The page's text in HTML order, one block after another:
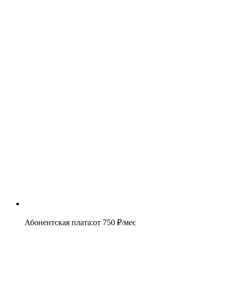
Абонентская плата:от 750 ₽/мес